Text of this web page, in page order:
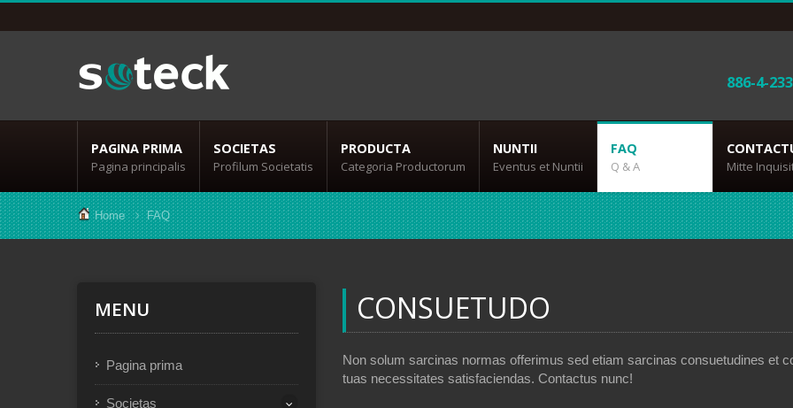
886-4-
PAGINA PRIMA
Pagina principalis
SOCIETAS
Profilum Societatis
PRODUCTA
Categoria Productorum
NUNTII
Eventus et Nuntii
FAQ
Q & A Mitte
Home FAQ
MENU
Pagina prima
Societas
CONSUETUDO
Non solum sarcinas normas offerimus sed etiam sarcinas consuetudines et
tuas necessitates satisfaciendas. Contactus nunc!